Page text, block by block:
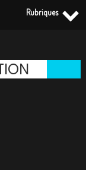
Rubriques